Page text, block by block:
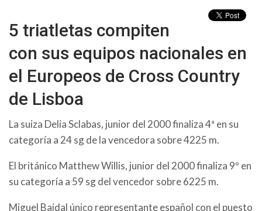
5 triatletas compiten
con sus equipos nacionales en
el Europeos de Cross Country
de Lisboa
La suiza Delia Sclabas, junior del 2000 finaliza 4ª en su
categoría a 24 sg de la vencedora sobre 4225 m.
El británico Matthew Willis, junior del 2000 finaliza 9º en
su categoría a 59 sg del vencedor sobre 6225 m.
Miguel Baidal único representante español con el puesto